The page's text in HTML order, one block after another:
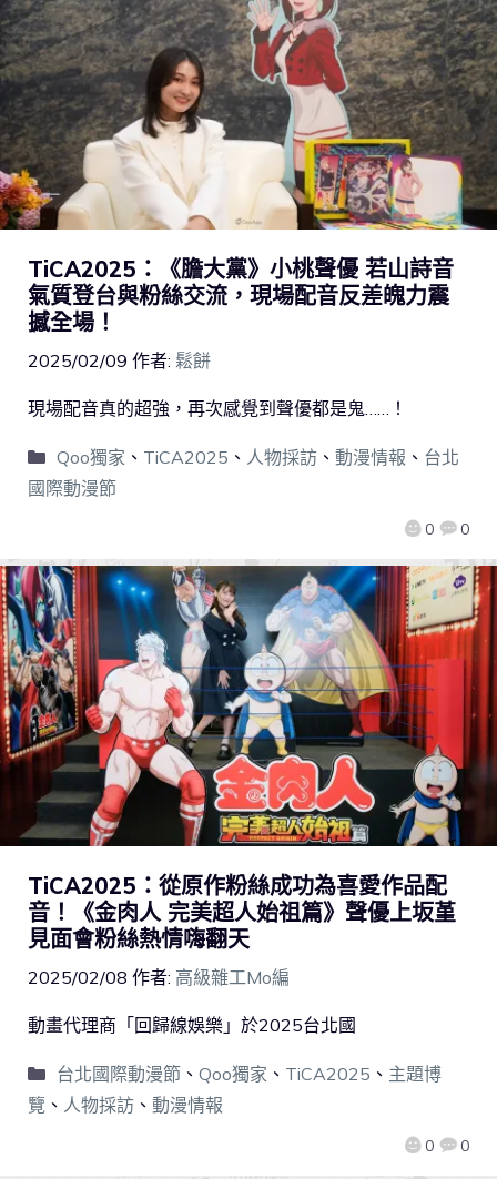
TiCA2025：《膽大黨》小桃聲優 若山詩音
氣質登台與粉絲交流，現場配音反差魄力震
撼全場！
2025/02/09 作者: 鬆餅
0 0
現場配音真的超強，再次感覺到聲優都是鬼……！
Qoo獨家 、 TiCA2025 、 人物採訪、 動漫情報 、 台北
國際動漫節
TiCA2025：從原作粉絲成功為喜愛作品配
音！《金肉人 完美超人始祖篇》聲優上坂堇
見面會粉絲熱情嗨翻天
2025/02/08 作者: 高級雜工Mo編
0 0
動畫代理商「回歸線娛樂」於2025台北國
台北國際動漫節、 Qoo獨家 、 TiCA2025 、 主題博
覽 、 人物採訪 、 動漫情報